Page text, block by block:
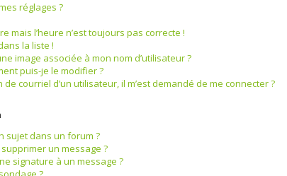
réglages ?
mais l’heure n’est toujours pas correcte !
la liste !
image associée à mon nom d’utilisateur ?
puis-je le modifier ?
courriel d’un utilisateur, il m’est demandé de me connecter ?
sujet dans un forum ?
un message ?
signature à un message ?